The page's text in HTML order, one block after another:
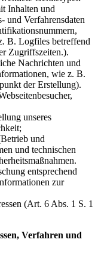
Inhalten und
und Verfahrensdaten
B. Logfiles betreffend
Zugriffszeiten.).
Nachrichten und
wie z. B.
der Erstellung).
unseres
und
und technischen
entsprechend
zur
(Art. 6 Abs. 1 S. 1
Verfahren und